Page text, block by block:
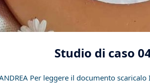
Studio di caso
Per leggere il documento